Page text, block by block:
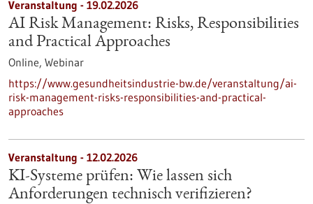
Veranstaltung - 19.02.2026
AI Risk Management: Risks, Responsibilities
and Practical Approaches
Online, Webinar
https://www.gesundheitsindustrie-bw.de/veranstaltung/ai-
risk-management-risks-responsibilities-and-practical-
approaches
Veranstaltung - 12.02.2026
KI-Systeme prüfen: Wie lassen sich
Anforderungen technisch verifizieren?